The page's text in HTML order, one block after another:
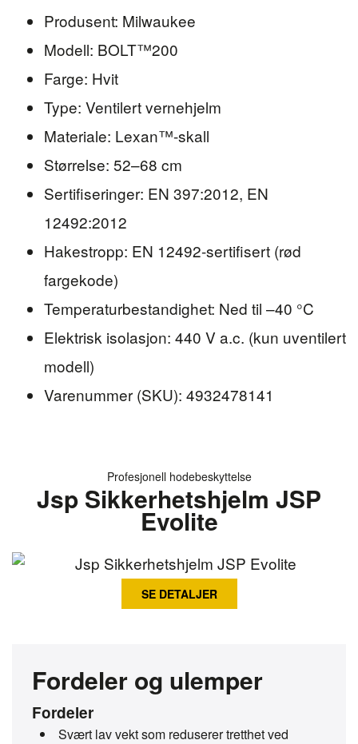
Produsent: Milwaukee
Modell: BOLT™200
Farge: Hvit
Type: Ventilert vernehjelm
Materiale: Lexan™-skall
Størrelse: 52–68 cm
Sertifiseringer: EN 397:2012, EN
12492:2012
Hakestropp: EN 12492-sertifisert (rød
fargekode)
Temperaturbestandighet: Ned til –40 °C
Elektrisk isolasjon: 440 V a.c. (kun uventilert
modell)
Varenummer (SKU): 4932478141
Profesjonell hodebeskyttelse
Jsp Sikkerhetshjelm JSP
Evolite
Fordeler og ulemper
Fordeler
Svært lav vekt som reduserer tretthet ved
SE DETALJER